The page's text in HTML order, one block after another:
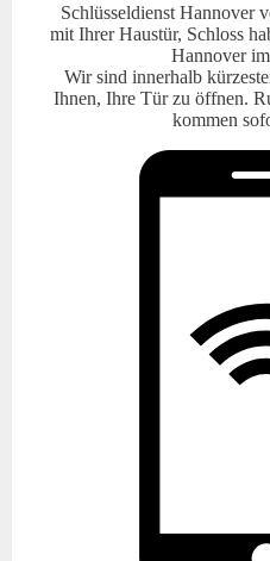
Schlüsseldienst Hannover
mit Ihrer Haustür, Schloss
Hannover
Wir sind innerhalb
Ihnen, Ihre Tür zu öffnen.
kommen